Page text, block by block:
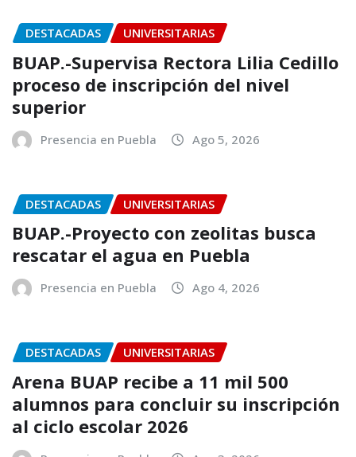
DESTACADAS UNIVERSITARIAS
BUAP.-Supervisa Rectora Lilia Cedillo
proceso de inscripción del nivel
superior
Presencia en Puebla Ago 5, 2026
DESTACADAS UNIVERSITARIAS
BUAP.-Proyecto con zeolitas busca
rescatar el agua en Puebla
Presencia en Puebla Ago 4, 2026
DESTACADAS UNIVERSITARIAS
Arena BUAP recibe a 11 mil 500
alumnos para concluir su inscripción
al ciclo escolar 2026